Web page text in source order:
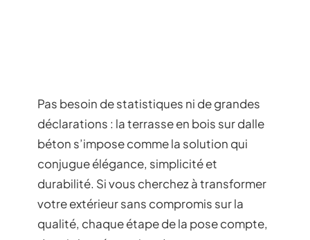
Pas besoin de statistiques ni de grandes
déclarations : la terrasse en bois sur dalle
béton s’impose comme la solution qui
conjugue élégance, simplicité et
durabilité. Si vous cherchez à transformer
votre extérieur sans compromis sur la
qualité, chaque étape de la pose compte,